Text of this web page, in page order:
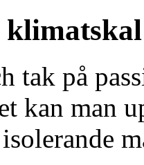
klimatskal
tak på
kan man